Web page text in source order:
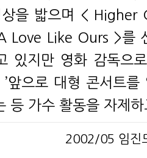
상을 밟으며 < Higher
Love Like Ours >를
있지만 영화 감독으
앞으로 대형 콘서트를
등 가수 활동을 자제
2002/05 임진